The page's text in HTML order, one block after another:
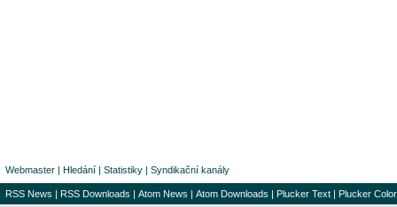
Webmaster | Hledání | Statistiky | Syndikační kanály
RSS News | RSS Downloads | Atom News | Atom Downloads | Plucker Text | Plucker Color